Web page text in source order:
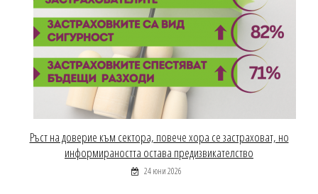
Ръст на доверие към сектора, повече хора се застраховат, но
информираността остава предизвикателство
24 юни 2026